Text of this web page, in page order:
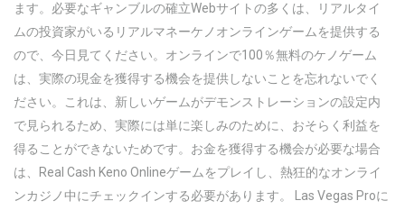
ます。必要なギャンブルの確立Webサイトの多くは、リアルタイ
ムの投資家がいるリアルマネーケノオンラインゲームを提供する
ので、今日見てください。オンラインで100％無料のケノゲーム
は、実際の現金を獲得する機会を提供しないことを忘れないでく
ださい。これは、新しいゲームがデモンストレーションの設定内
で見られるため、実際には単に楽しみのために、おそらく利益を
得ることができないためです。お金を獲得する機会が必要な場合
は、Real Cash Keno Onlineゲームをプレイし、熱狂的なオンライ
ンカジノ中にチェックインする必要があります。 Las Vegas Proに